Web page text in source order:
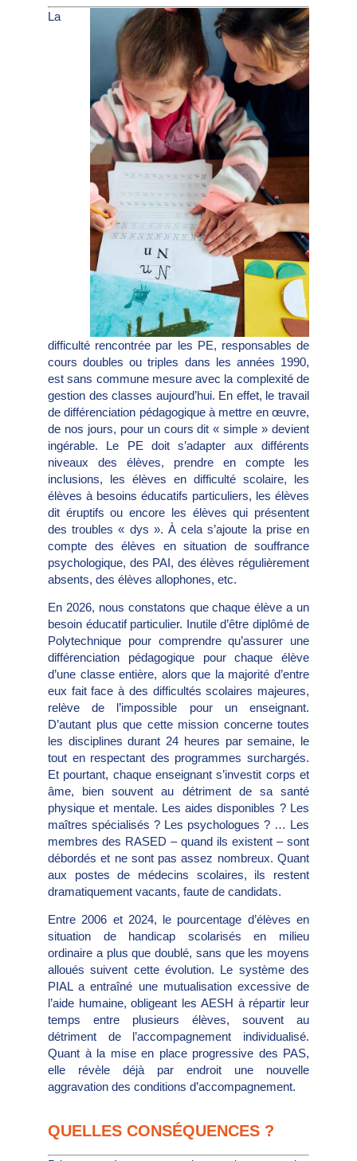
La
difficulté rencontrée par les PE, responsables de
cours doubles ou triples dans les années 1990,
est sans commune mesure avec la complexité de
gestion des classes aujourd’hui. En effet, le travail
de différenciation pédagogique à mettre en œuvre,
de nos jours, pour un cours dit « simple » devient
ingérable. Le PE doit s’adapter aux différents
niveaux des élèves, prendre en compte les
inclusions, les élèves en difficulté scolaire, les
élèves à besoins éducatifs particuliers, les élèves
dit éruptifs ou encore les élèves qui présentent
des troubles « dys ». À cela s’ajoute la prise en
compte des élèves en situation de souffrance
psychologique, des PAI, des élèves régulièrement
absents, des élèves allophones, etc.
En 2026, nous constatons que chaque élève a un
besoin éducatif particulier. Inutile d’être diplômé de
Polytechnique pour comprendre qu’assurer une
différenciation pédagogique pour chaque élève
d’une classe entière, alors que la majorité d’entre
eux fait face à des difficultés scolaires majeures,
relève de l’impossible pour un enseignant.
D’autant plus que cette mission concerne toutes
les disciplines durant 24 heures par semaine, le
tout en respectant des programmes surchargés.
Et pourtant, chaque enseignant s’investit corps et
âme, bien souvent au détriment de sa santé
physique et mentale. Les aides disponibles ? Les
maîtres spécialisés ? Les psychologues ? … Les
membres des RASED – quand ils existent – sont
débordés et ne sont pas assez nombreux. Quant
aux postes de médecins scolaires, ils restent
dramatiquement vacants, faute de candidats.
Entre 2006 et 2024, le pourcentage d’élèves en
situation de handicap scolarisés en milieu
ordinaire a plus que doublé, sans que les moyens
alloués suivent cette évolution. Le système des
PIAL a entraîné une mutualisation excessive de
l’aide humaine, obligeant les AESH à répartir leur
temps entre plusieurs élèves, souvent au
détriment de l’accompagnement individualisé.
Quant à la mise en place progressive des PAS,
elle révèle déjà par endroit une nouvelle
aggravation des conditions d’accompagnement.
QUELLES CONSÉQUENCES ?